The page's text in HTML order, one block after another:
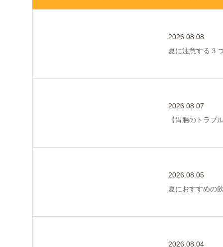
2026.08.08
夏に注意する３
2026.08.07
【胃腸のトラブ
2026.08.05
夏におすすめの
2026.08.04